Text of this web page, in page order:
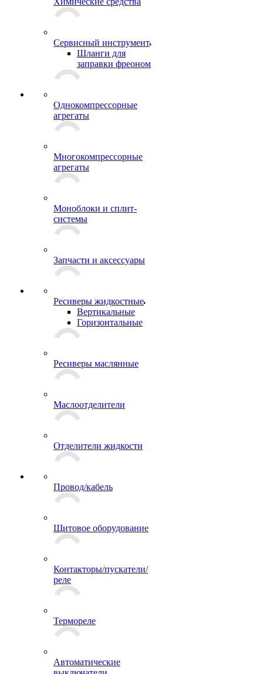
Сервисный инструмент
Шланги для
заправки фреоном
Однокомпрессорные
агрегаты
Многокомпрессорные
агрегаты
Моноблоки и сплит-
системы
Запчасти и аксессуары
Ресиверы жидкостные
Вертикальные
Горизонтальные
Ресиверы маслянные
Маслоотделители
Отделители жидкости
Провод/кабель
Щитовое оборудование
Контакторы/пускатели/
реле
Термореле
Автоматические